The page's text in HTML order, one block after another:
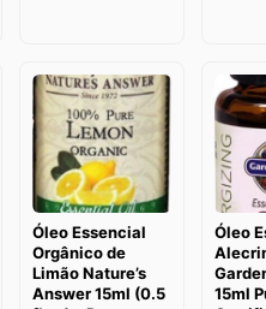
R$201,50.R$156,82.
Óleo Essencial
Orgânico de
Limão Nature’s
Answer 15ml (0.5
Óleo
15ml